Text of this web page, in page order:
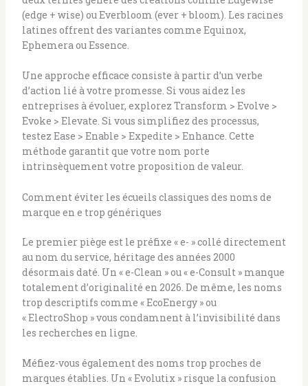
(edge + wise) ou Everbloom (ever + bloom). Les racines
latines offrent des variantes comme Equinox,
Ephemera ou Essence.
Une approche efficace consiste à partir d’un verbe
d’action lié à votre promesse. Si vous aidez les
entreprises à évoluer, explorez Transform > Evolve >
Evoke > Elevate. Si vous simplifiez des processus,
testez Ease > Enable > Expedite > Enhance. Cette
méthode garantit que votre nom porte
intrinsèquement votre proposition de valeur.
Comment éviter les écueils classiques des noms de
marque en e trop génériques
Le premier piège est le préfixe « e- » collé directement
au nom du service, héritage des années 2000
désormais daté. Un « e-Clean » ou « e-Consult » manque
totalement d’originalité en 2026. De même, les noms
trop descriptifs comme « EcoEnergy » ou
« ElectroShop » vous condamnent à l’invisibilité dans
les recherches en ligne.
Méfiez-vous également des noms trop proches de
marques établies. Un « Evolutix » risque la confusion